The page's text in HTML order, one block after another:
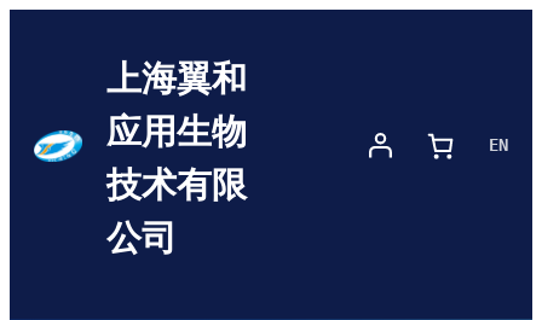
上海翼和
应用生物
技术有限
公司
EN